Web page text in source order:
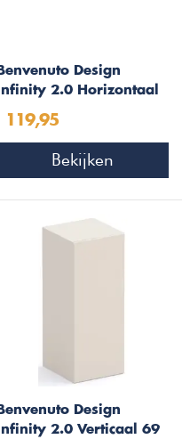
Benvenuto Design
Infinity 2.0 Horizontaal
119,95
Bekijken
Benvenuto Design
Infinity 2.0 Verticaal 69